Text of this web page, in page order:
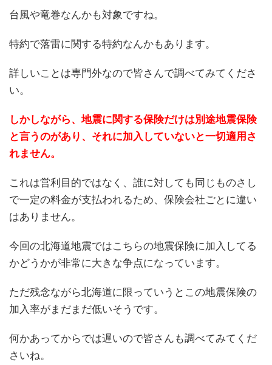
台風や竜巻なんかも対象ですね。
特約で落雷に関する特約なんかもあります。
詳しいことは専門外なので皆さんで調べてみてくださ
い。
しかしながら、地震に関する保険だけは別途地震保険
と言うのがあり、それに加入していないと一切適用さ
れません。
これは営利目的ではなく、誰に対しても同じものさし
で一定の料金が支払われるため、保険会社ごとに違い
はありません。
今回の北海道地震ではこちらの地震保険に加入してる
かどうかが非常に大きな争点になっています。
ただ残念ながら北海道に限っていうとこの地震保険の
加入率がまだまだ低いそうです。
何かあってからでは遅いので皆さんも調べてみてくだ
さいね。